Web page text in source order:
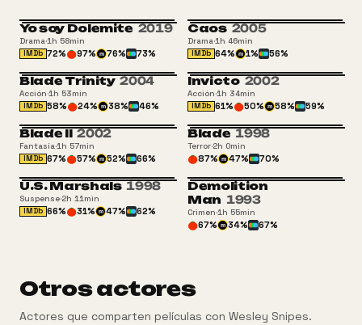
Yo soy Dolemite 2019
Drama·1h 58min
IMDb 72% 97% m 76% 73%
Caos 2005
Drama·1h 46min
IMDb 64% m 1% 56%
16
Blade Trinity 2004
Acción·1h 53min
IMDb 58% 24% m 38% 46%
Invicto 2002
Acción·1h 34min
IMDb 61% 50% m 58% 59%
Blade II 2002
Fantasía·1h 57min
IMDb 67% 57% m 52% 66%
Blade 1998
Terror·2h 0min
87% m 47% 70%
+13
U.S. Marshals 1998
Suspense·2h 11min
IMDb 66% 31% m 47% 62%
Demolition
Man 1993
Crimen·1h 55min
67% m 34% 67%
Otros actores
Actores que comparten películas con Wesley Snipes.